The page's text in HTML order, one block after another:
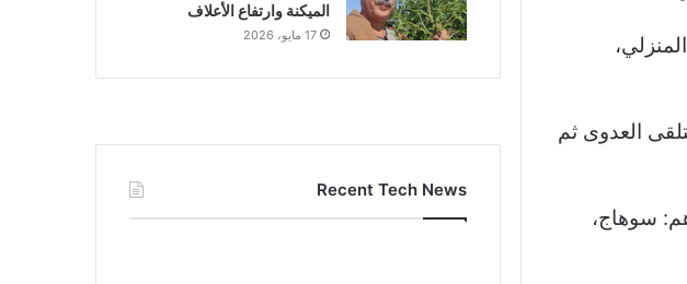
المنزلي،
العدوى ثم
سوهاج،
الميكنة وارتفاع الأعلاف
17 مايو، 2026
Recent Tech News